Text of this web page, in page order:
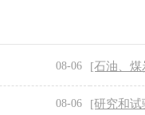
08-06 [石油、煤
08-06 [研究和试